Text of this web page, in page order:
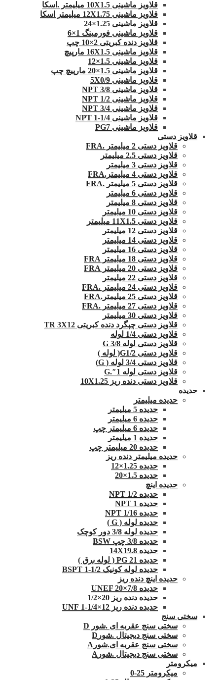
قلاویز ماشینی 10X1.5 میلیمتر .اسکا
قلاویز ماشینی 12X1.75 میلیمتر اسکا
قلاویز ماشینی 1.25×24
قلاویز ماشینی فورمینگ 1×6
قلاویز دنده کبریتی 2×10 چپ
قلاویز ماشینی 16X1.5 مارپیچ
قلاویز ماشینی 1.5×12
قلاویز ماشینی 1.5×20 مارپیچ چپ
قلاویز ماشینی 5X0/9
قلاویز ماشینی 3/8 NPT
قلاویز ماشینی 1/2 NPT
قلاویز ماشینی 3/4 NPT
قلاویز ماشینی 1/4-1 NPT
قلاویز ماشینی PG7
قلاویز دستی
قلاویز دستی 2 میلیمتر .FRA
قلاویز دستی 2.5 میلیمتر
قلاویز دستی 3 میلیمتر
قلاویز دستی 4 میلیمتر.FRA
قلاویز دستی 5 میلیمتر .FRA
قلاویز دستی 6 میلیمتر
قلاویز دستی 8 میلیمتر
قلاویز دستی 10 میلیمتر
قلاویز دستی 11X1.5 میلیمتر
قلاویز دستی 12 میلیمتر
قلاویز دستی 14 میلیمتر
قلاویز دستی 16 میلیمتر
قلاویز دستی 18 میلیمتر FRA
قلاویز دستی 20 میلیمتر FRA
قلاویز دستی 22 میلیمتر
قلاویز دستی 24 میلیمتر .FRA
قلاویز دستی 25 میلیمتر.FRA
قلاویز دستی 27 میلیمتر .FRA
قلاویز دستی 30 میلیمتر
قلاویز دستی چپگرد دنده کبریتی TR 3X12
قلاویز دستی 1/4 لوله
قلاویز دستی لوله G 3/8
قلاویز دستی G1/2( لوله )
قلاویز دستی 3/4 لوله ( G)
قلاویز دستی لوله 1″.G
قلاویز دستی دنده ریز 10X1.25
حدیده
حدیده میلیمتر
حدیده 5 میلیمتر
حدیده 6 میلیمتر
حدیده 6 میلیمتر چپ
حدیده 1 میلیمتر
حدیده 20 میلیمتر چپ
حدیده میلیمتر دنده ریز
حدیده 1.25×12
حدیده 1.5×20
حدیده اینچ
حدیده 1/2 NPT
حدیده NPT 1
حدیده 1/16 NPT
حدیده لوله ( G )
حدیده لوله 3/8 دور کوچک
حدیده 3/8 چپ BSW
حدیده 14X19.8
حدیده 21 PG ( لوله برق )
حدیده لوله کونیک 1/2-1 BSPT
حدیده اینچ دنده ریز
حدیده UNEF 20×7/8
حدیده دنده ریز 20×1/2
حدیده دنده ریز 12×1/4-1 UNF
سختی سنج
سختی سنج عقربه ای .شور D
سختی سنج دیجیتال .شورD
سختی سنج عقربه ای.شورA
سختی سنج دیجیتال .شورA
میکرومتر
میکرومتر 25-0